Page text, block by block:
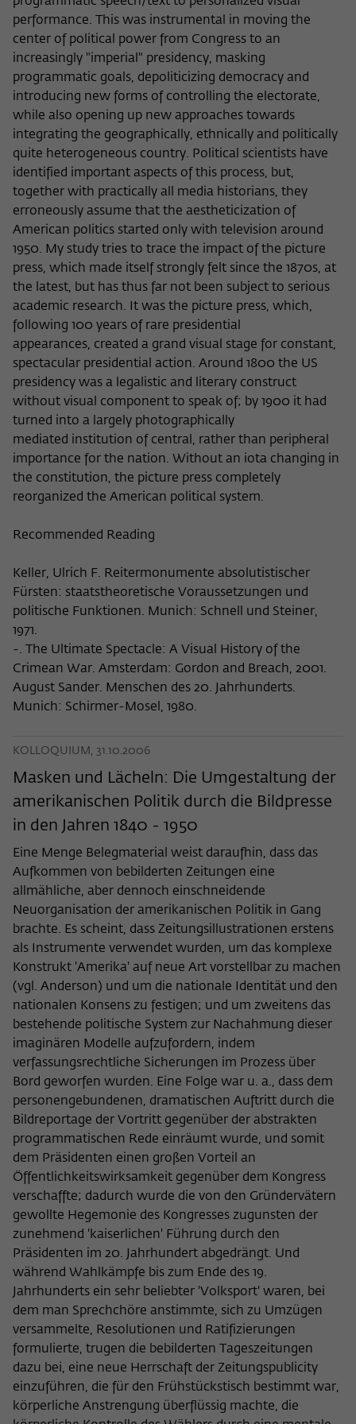
performance. This was instrumental in moving the
center of political power from Congress to an
increasingly "imperial" presidency, masking
programmatic goals, depoliticizing democracy and
introducing new forms of controlling the electorate,
while also opening up new approaches towards
integrating the geographically, ethnically and politically
quite heterogeneous country. Political scientists have
identified important aspects of this process, but,
together with practically all media historians, they
erroneously assume that the aestheticization of
American politics started only with television around
1950. My study tries to trace the impact of the picture
press, which made itself strongly felt since the 1870s, at
the latest, but has thus far not been subject to serious
academic research. It was the picture press, which,
following 100 years of rare presidential
appearances, created a grand visual stage for constant,
spectacular presidential action. Around 1800 the US
presidency was a legalistic and literary construct
without visual component to speak of; by 1900 it had
turned into a largely photographically
mediated institution of central, rather than peripheral
importance for the nation. Without an iota changing in
the constitution, the picture press completely
reorganized the American political system.
Recommended Reading
Keller, Ulrich F. Reitermonumente absolutistischer
Fürsten: staatstheoretische Voraussetzungen und
politische Funktionen. Munich: Schnell und Steiner,
1971.
-. The Ultimate Spectacle: A Visual History of the
Crimean War. Amsterdam: Gordon and Breach, 2001.
August Sander. Menschen des 20. Jahrhunderts.
Munich: Schirmer-Mosel, 1980.
KOLLOQUIUM, 31.10.2006
Masken und Lächeln: Die Umgestaltung der
amerikanischen Politik durch die Bildpresse
in den Jahren 1840 - 1950
Eine Menge Belegmaterial weist daraufhin, dass das
Aufkommen von bebilderten Zeitungen eine
allmähliche, aber dennoch einschneidende
Neuorganisation der amerikanischen Politik in Gang
brachte. Es scheint, dass Zeitungsillustrationen erstens
als Instrumente verwendet wurden, um das komplexe
Konstrukt 'Amerika' auf neue Art vorstellbar zu machen
(vgl. Anderson) und um die nationale Identität und den
nationalen Konsens zu festigen; und um zweitens das
bestehende politische System zur Nachahmung dieser
imaginären Modelle aufzufordern, indem
verfassungsrechtliche Sicherungen im Prozess über
Bord geworfen wurden. Eine Folge war u. a., dass dem
personengebundenen, dramatischen Auftritt durch die
Bildreportage der Vortritt gegenüber der abstrakten
programmatischen Rede einräumt wurde, und somit
dem Präsidenten einen großen Vorteil an
Öffentlichkeitswirksamkeit gegenüber dem Kongress
verschaffte; dadurch wurde die von den Gründervätern
gewollte Hegemonie des Kongresses zugunsten der
zunehmend 'kaiserlichen' Führung durch den
Präsidenten im 20. Jahrhundert abgedrängt. Und
während Wahlkämpfe bis zum Ende des 19.
Jahrhunderts ein sehr beliebter 'Volksport' waren, bei
dem man Sprechchöre anstimmte, sich zu Umzügen
versammelte, Resolutionen und Ratifizierungen
formulierte, trugen die bebilderten Tageszeitungen
dazu bei, eine neue Herrschaft der Zeitungspublicity
einzuführen, die für den Frühstückstisch bestimmt war,
körperliche Anstrengung überflüssig machte, die
Zweck
der/die Besucher:in durch eine Verlinkung
auf wiko-berlin.de weitergeleitet wurde.
Name _pk_ses
Anbieter Matomo
Laufzeit 30 Minuten
Zweck
Dieses kurzlebige Cookie wird dazu
verwendet, vorübergehend Daten über
den aktuellen Aufenthalt des Besuchs auf
der Webseite des Wissenschaftskollegs
zu speichern.
können